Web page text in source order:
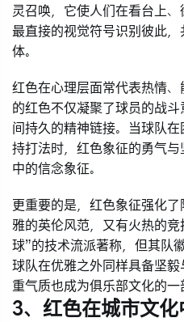
灵召唤，它使人们在看台上
最直接的视觉符号识别彼此，
体。
红色在心理层面常代表热情
的红色不仅凝聚了球员的战
间持久的精神链接。当球队
持打法时，红色象征的勇气
中的信念象征。
更重要的是，红色象征强化
雅的英伦风范，又有火热的
球”的技术流派著称，但其队
球队在优雅之外同样具备坚
重气质也成为俱乐部文化的一
3、红色在城市文